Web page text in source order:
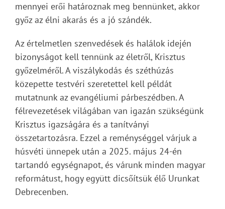
mennyei erői határoznak meg bennünket, akkor
győz az élni akarás és a jó szándék.
Az értelmetlen szenvedések és halálok idején
bizonyságot kell tennünk az életről, Krisztus
győzelméről. A viszálykodás és széthúzás
közepette testvéri szeretettel kell példát
mutatnunk az evangéliumi párbeszédben. A
félrevezetések világában van igazán szükségünk
Krisztus igazságára és a tanítványi
összetartozásra. Ezzel a reménységgel várjuk a
húsvéti ünnepek után a 2025. május 24-én
tartandó egységnapot, és várunk minden magyar
reformátust, hogy együtt dicsőítsük élő Urunkat
Debrecenben.